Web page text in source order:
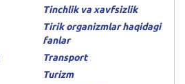
Tinchlik va xavfsizlik
Tirik organizmlar haqidagi
fanlar
Transport
Turizm